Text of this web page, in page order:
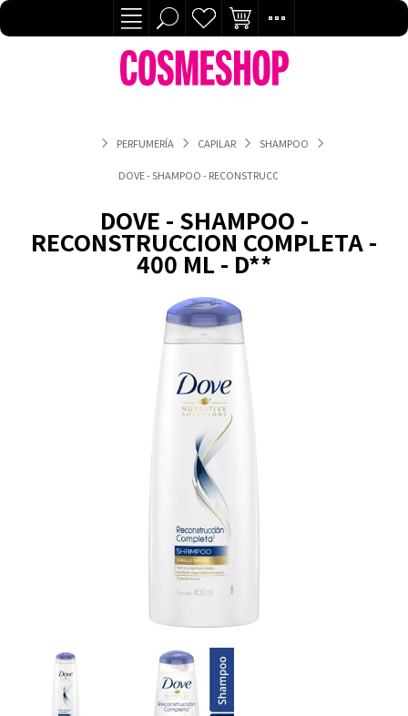
PERFUMERÍA CAPILAR SHAMPOO
DOVE - SHAMPOO - RECONSTRUCCION COMPLETA - 400 ML -
DOVE - SHAMPOO -
RECONSTRUCCION COMPLETA -
400 ML - D**